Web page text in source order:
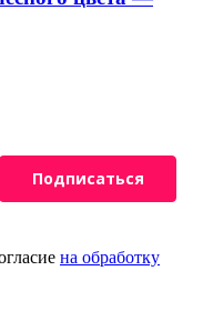
Подписаться
на обработку